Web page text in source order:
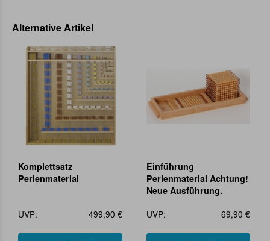
Alternative Artikel
Komplettsatz
Perlenmaterial
UVP: 499,90 €
Einführung
Perlenmaterial Achtung!
Neue Ausführung.
UVP:
69,90 €